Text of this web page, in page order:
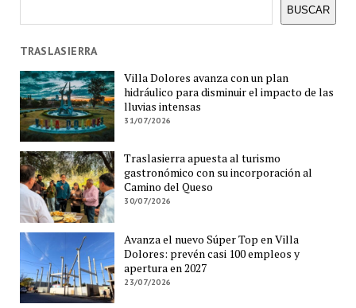
BUSCAR
TRASLASIERRA
Villa Dolores avanza con un plan
hidráulico para disminuir el impacto de las
lluvias intensas
31/07/2026
Traslasierra apuesta al turismo
gastronómico con su incorporación al
Camino del Queso
30/07/2026
Avanza el nuevo Súper Top en Villa
Dolores: prevén casi 100 empleos y
apertura en 2027
23/07/2026